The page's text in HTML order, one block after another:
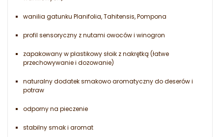
wanilia gatunku Planifolia, Tahitensis, Pompona
profil sensoryczny z nutami owoców i winogron
zapakowany w plastikowy słoik z nakrętką (łatwe
przechowywanie i dozowanie)
naturalny dodatek smakowo aromatyczny do deserów i
potraw
odporny na pieczenie
stabilny smak i aromat